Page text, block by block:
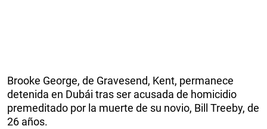
Brooke George, de Gravesend, Kent, permanece
detenida en Dubái tras ser acusada de homicidio
premeditado por la muerte de su novio, Bill Treeby, de
26 años.